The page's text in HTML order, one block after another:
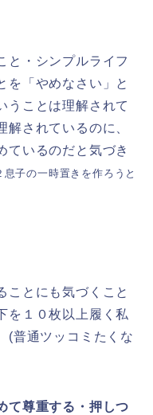
と・シンプルライフ
を「やめなさい」と
うことは理解されて
されているのに、
ているのだと気づき
子の一時置きを作ろうと
ことにも気づくこと
を１０枚以上履く私
(普通ツッコミたくな
て尊重する・押しつ